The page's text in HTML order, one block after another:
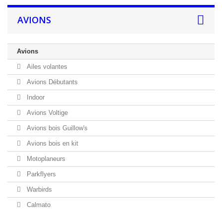
AVIONS
Avions
Ailes volantes
Avions Débutants
Indoor
Avions Voltige
Avions bois Guillow's
Avions bois en kit
Motoplaneurs
Parkflyers
Warbirds
Calmato